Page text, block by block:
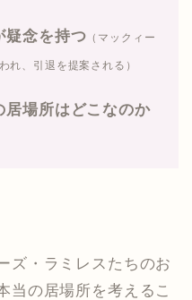
疑念を持つ （マックィー
れ、引退を提案される）
居場所はどこなのか
ズ・ラミレスたちのお
当の居場所を考えるこ